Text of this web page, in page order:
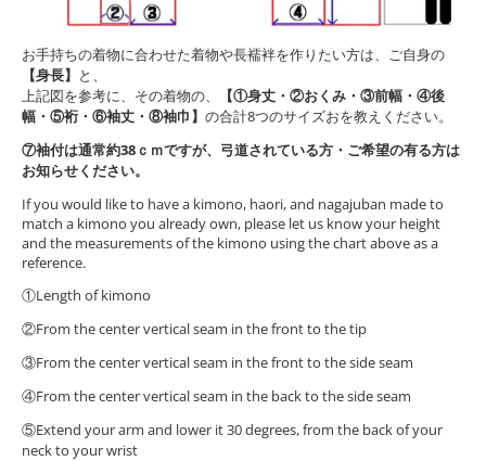
お手持ちの着物に合わせた着物や長襦袢を作りたい方は、ご自身の
【身長】 と、
上記図を参考に、その着物の、
【①身丈・②おくみ・③前幅・④後
幅・⑤裄・⑥袖丈・⑧袖巾】 の合計8つのサイズおを教えください。
⑦袖付は通常約38ｃｍですが、弓道されている方・ご希望の有る方は
お知らせください。
If you would like to have a kimono, haori, and nagajuban made to
match a kimono you already own, please let us know your height
and the measurements of the kimono using the chart above as a
reference.
①Length of kimono
②From the center vertical seam in the front to the tip
③From the center vertical seam in the front to the side seam
④From the center vertical seam in the back to the side seam
⑤Extend your arm and lower it 30 degrees, from the back of your
neck to your wrist